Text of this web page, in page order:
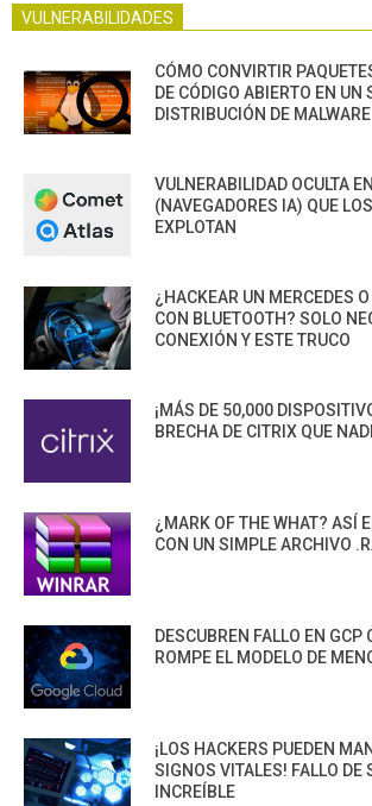
VULNERABILIDADES
CÓMO CONVIRTIR
DE CÓDIGO ABIERTO EN UN
DISTRIBUCIÓN DE MALWARE
VULNERABILIDAD OCULTA
(NAVEGADORES IA) QUE
EXPLOTAN
¿HACKEAR UN MERCEDES
CON BLUETOOTH? SOLO
CONEXIÓN Y ESTE TRUCO
¡MÁS DE 50,000
BRECHA DE CITRIX QUE
¿MARK OF THE WHAT? ASÍ
CON UN SIMPLE ARCHIVO
DESCUBREN FALLO EN GCP
ROMPE EL MODELO DE
¡LOS HACKERS PUEDEN
SIGNOS VITALES! FALLO DE
INCREÍBLE